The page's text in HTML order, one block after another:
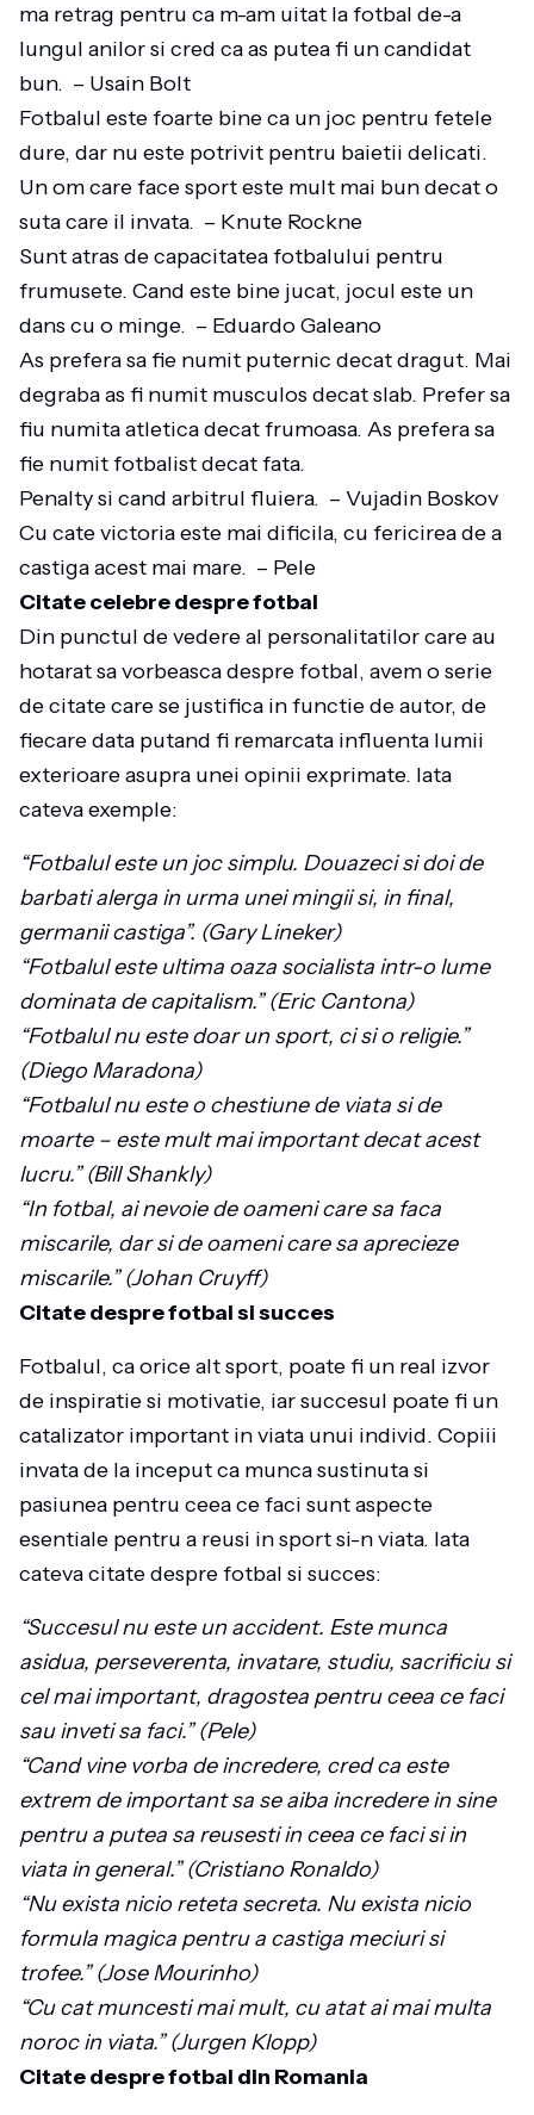
ma retrag pentru ca m-am uitat la fotbal de-a
lungul anilor si cred ca as putea fi un candidat
bun. – Usain Bolt
Fotbalul este foarte bine ca un joc pentru fetele
dure, dar nu este potrivit pentru baietii delicati.
Un om care face sport este mult mai bun decat o
suta care il invata. – Knute Rockne
Sunt atras de capacitatea fotbalului pentru
frumusete. Cand este bine jucat, jocul este un
dans cu o minge. – Eduardo Galeano
As prefera sa fie numit puternic decat dragut. Mai
degraba as fi numit musculos decat slab. Prefer sa
fiu numita atletica decat frumoasa. As prefera sa
fie numit fotbalist decat fata.
Penalty si cand arbitrul fluiera. – Vujadin Boskov
Cu cate victoria este mai dificila, cu fericirea de a
castiga acest mai mare. – Pele
Citate celebre despre fotbal
Din punctul de vedere al personalitatilor care au
hotarat sa vorbeasca despre fotbal, avem o serie
de citate care se justifica in functie de autor, de
fiecare data putand fi remarcata influenta lumii
exterioare asupra unei opinii exprimate. Iata
cateva exemple:
“Fotbalul este un joc simplu. Douazeci si doi de
barbati alerga in urma unei mingii si, in final,
germanii castiga”. (Gary Lineker)
“Fotbalul este ultima oaza socialista intr-o lume
dominata de capitalism.” (Eric Cantona)
“Fotbalul nu este doar un sport, ci si o religie.”
(Diego Maradona)
“Fotbalul nu este o chestiune de viata si de
moarte – este mult mai important decat acest
lucru.” (Bill Shankly)
“In fotbal, ai nevoie de oameni care sa faca
miscarile, dar si de oameni care sa aprecieze
miscarile.” (Johan Cruyff)
Citate despre fotbal si succes
Fotbalul, ca orice alt sport, poate fi un real izvor
de inspiratie si motivatie, iar succesul poate fi un
catalizator important in viata unui individ. Copiii
invata de la inceput ca munca sustinuta si
pasiunea pentru ceea ce faci sunt aspecte
esentiale pentru a reusi in sport si-n viata. Iata
cateva citate despre fotbal si succes:
“Succesul nu este un accident. Este munca
asidua, perseverenta, invatare, studiu, sacrificiu si
cel mai important, dragostea pentru ceea ce faci
sau inveti sa faci.” (Pele)
“Cand vine vorba de incredere, cred ca este
extrem de important sa se aiba incredere in sine
pentru a putea sa reusesti in ceea ce faci si in
viata in general.” (Cristiano Ronaldo)
“Nu exista nicio reteta secreta. Nu exista nicio
formula magica pentru a castiga meciuri si
trofee.” (Jose Mourinho)
“Cu cat muncesti mai mult, cu atat ai mai multa
noroc in viata.” (Jurgen Klopp)
Citate despre fotbal din Romania